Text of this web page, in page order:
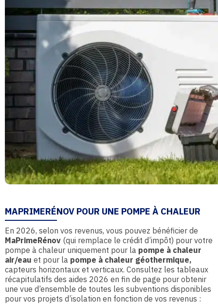
MAPRIMERÉNOV POUR UNE POMPE À CHALEUR
En 2026, selon vos revenus, vous pouvez bénéficier de
MaPrimeRénov (qui remplace le crédit d’impôt) pour votre
pompe à chaleur uniquement pour la pompe à chaleur
air/eau et pour la pompe à chaleur géothermique,
capteurs horizontaux et verticaux. Consultez les tableaux
récapitulatifs des aides 2026 en fin de page pour obtenir
une vue d’ensemble de toutes les subventions disponibles
pour vos projets d’isolation en fonction de vos revenus :